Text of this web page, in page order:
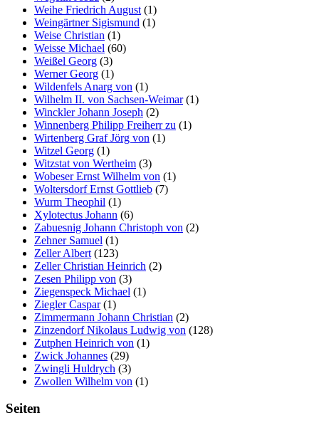
Weihe Friedrich August (1)
Weingärtner Sigismund (1)
Weise Christian (1)
Weisse Michael (60)
Weißel Georg (3)
Werner Georg (1)
Wildenfels Anarg von (1)
Wilhelm II. von Sachsen-Weimar(1)
Winckler Johann Joseph (2)
Winnenberg Philipp Freiherr zu (1)
Wirtenberg Graf Jörg von (1)
Witzel Georg (1)
Witzstat von Wertheim (3)
Wobeser Ernst Wilhelm von (1)
Woltersdorf Ernst Gottlieb (7)
Wurm Theophil (1)
Xylotectus Johann (6)
Zabuesnig Johann Christoph von (2)
Zehner Samuel (1)
Zeller Albert (123)
Zeller Christian Heinrich (2)
Zesen Philipp von (3)
Ziegenspeck Michael (1)
Ziegler Caspar(1)
Zimmermann Johann Christian (2)
Zinzendorf Nikolaus Ludwig von (128)
Zutphen Heinrich von (1)
Zwick Johannes (29)
Zwingli Huldrych (3)
Zwollen Wilhelm von (1)
Seiten